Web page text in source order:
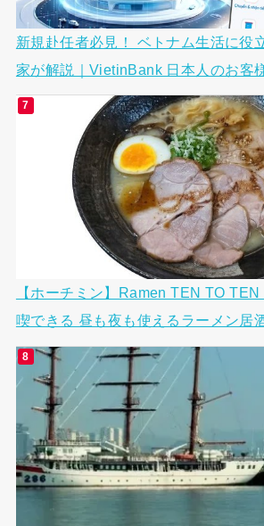
新規赴任者必見！ ベトナム生活に役
家が解説｜VietinBank 日本人のお客
【ホーチミン】Ramen TEN TO
喫できる 昼も夜も使えるラーメン居